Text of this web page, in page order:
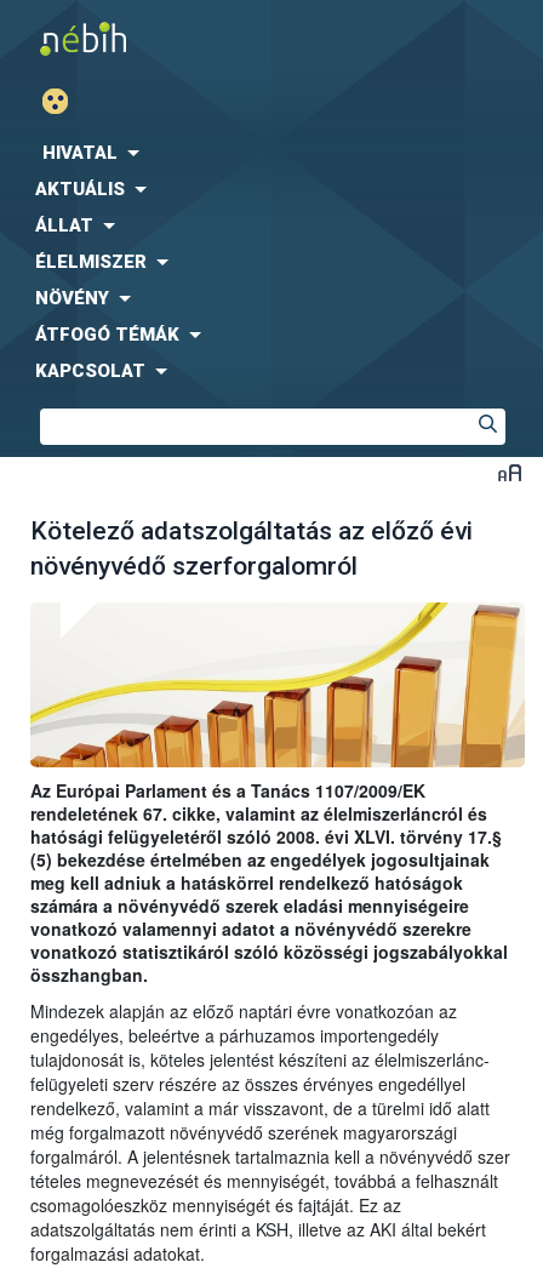
HIVATAL
AKTUÁLIS
ÁLLAT
ÉLELMISZER
NÖVÉNY
ÁTFOGÓ TÉMÁK
KAPCSOLAT
Kötelező adatszolgáltatás az előző évi
növényvédő szerforgalomról
Az Európai Parlament és a Tanács 1107/2009/EK
rendeletének 67. cikke, valamint az élelmiszerláncról és
hatósági felügyeletéről szóló 2008. évi XLVI. törvény 17.§
(5) bekezdése értelmében az engedélyek jogosultjainak
meg kell adniuk a hatáskörrel rendelkező hatóságok
számára a növényvédő szerek eladási mennyiségeire
vonatkozó valamennyi adatot a növényvédő szerekre
vonatkozó statisztikáról szóló közösségi jogszabályokkal
összhangban.
Mindezek alapján az előző naptári évre vonatkozóan az
engedélyes, beleértve a párhuzamos importengedély
tulajdonosát is, köteles jelentést készíteni az élelmiszerlánc-
felügyeleti szerv részére az összes érvényes engedéllyel
rendelkező, valamint a már visszavont, de a türelmi idő alatt
még forgalmazott növényvédő szerének magyarországi
forgalmáról. A jelentésnek tartalmaznia kell a növényvédő szer
tételes megnevezését és mennyiségét, továbbá a felhasznált
csomagolóeszköz mennyiségét és fajtáját. Ez az
adatszolgáltatás nem érinti a KSH, illetve az AKI által bekért
forgalmazási adatokat.